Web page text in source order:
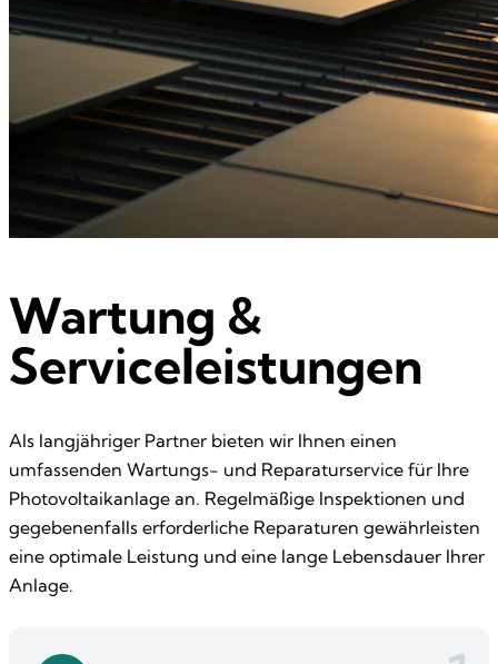
Wartung &
Serviceleistungen
Als langjähriger Partner bieten wir Ihnen einen
umfassenden Wartungs- und Reparaturservice für Ihre
Photovoltaikanlage an. Regelmäßige Inspektionen und
gegebenenfalls erforderliche Reparaturen gewährleisten
eine optimale Leistung und eine lange Lebensdauer Ihrer
Anlage.